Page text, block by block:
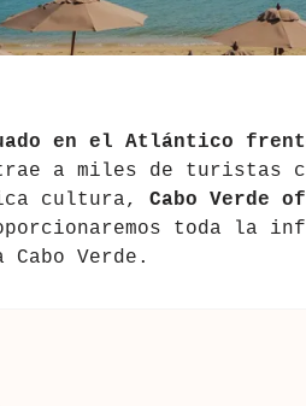
en el Atlántico
a miles de turistas
cultura,
Cabo Verde
toda la
Verde.